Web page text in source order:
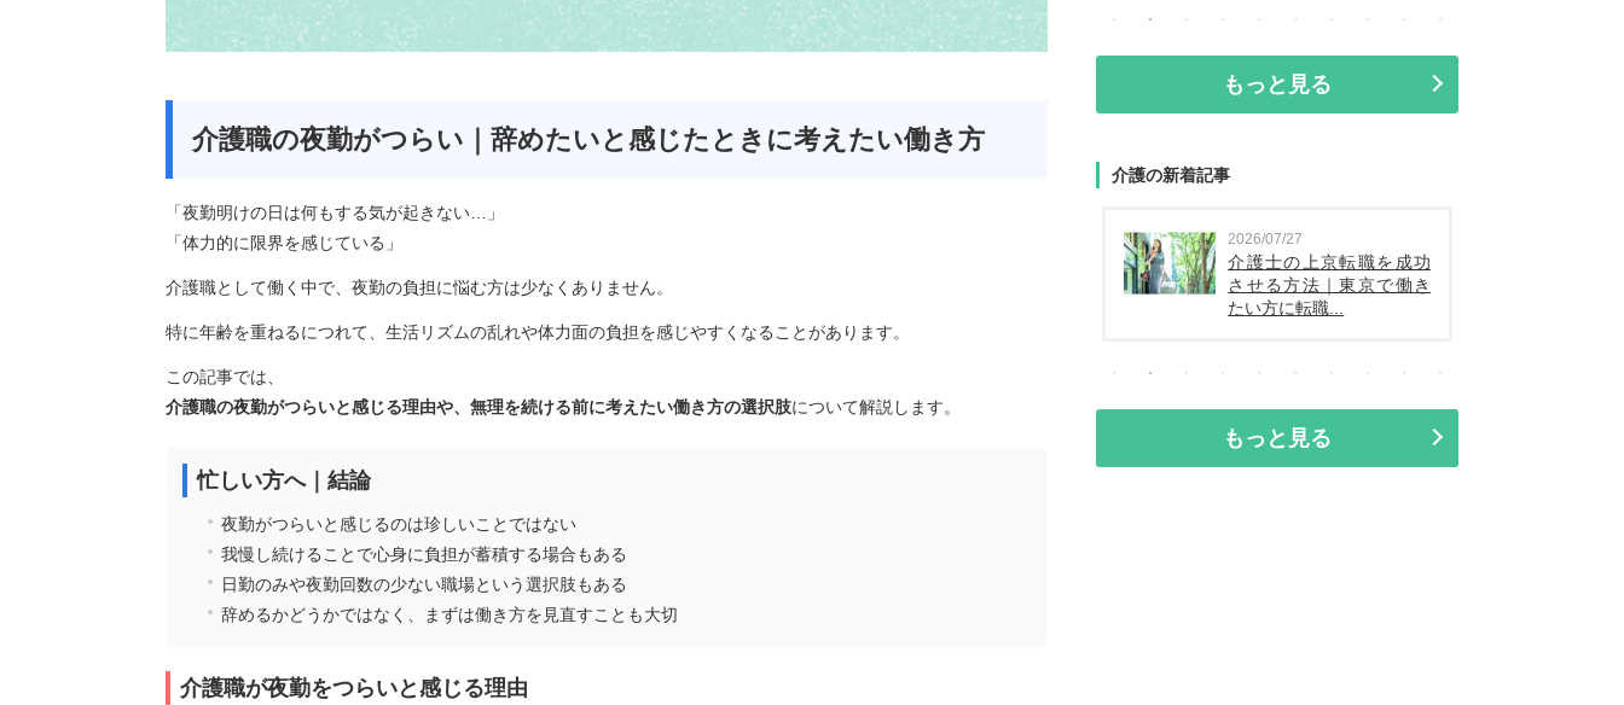
介護職の夜勤がつらい｜辞めたいと感じたときに考えたい働き方
「夜勤明けの日は何もする気が起きない…」
「体力的に限界を感じている」
介護職として働く中で、夜勤の負担に悩む方は少なくありません。
特に年齢を重ねるにつれて、生活リズムの乱れや体力面の負担を感じやすくなることがあります。
この記事では、
介護職の夜勤がつらいと感じる理由や、無理を続ける前に考えたい働き方の選択肢について解説します。
忙しい方へ｜結論
夜勤がつらいと感じるのは珍しいことではない
我慢し続けることで心身に負担が蓄積する場合もある
日勤のみや夜勤回数の少ない職場という選択肢もある
辞めるかどうかではなく、まずは働き方を見直すことも大切
介護職が夜勤をつらいと感じる理由
もっと見る
介護の新着記事
2026/05/26
し転職する時のポイント
2026/07/27
介護士の上京転職を成功
させる方法｜東京で働き
もっと見る